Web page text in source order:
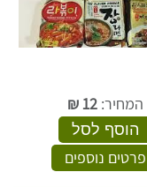
המחיר:12
₪
הוסף לסל
פרטים נוספים